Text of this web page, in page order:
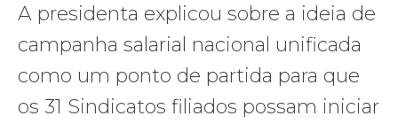
A presidenta explicou sobre a ideia de
campanha salarial nacional unificada
como um ponto de partida para que
os 31 Sindicatos filiados possam iniciar